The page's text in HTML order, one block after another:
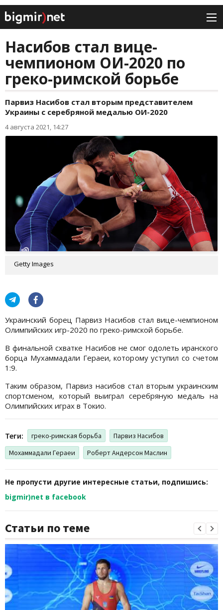
Насибов стал вице-
чемпионом ОИ-2020 по
греко-римской борьбе
Парвиз Насибов стал вторым представителем
Украины с серебряной медалью ОИ-2020
4 августа 2021, 14:27
Getty Images
Украинский борец Парвиз Насибов стал вице-чемпионом
Олимпийских игр-2020 по греко-римской борьбе.
В финальной схватке Насибов не смог одолеть иранского
борца Мухаммадали Гераеи, которому уступил со счетом
1:9.
Таким образом, Парвиз насибов стал вторым украинским
спортсменом, который выиграл серебряную медаль на
Олимпийских играх в Токио.
Теги: греко-римская борьба
Парвиз Насибов
Мохаммадали Гераеи
Роберт Андерсон Маслин
Не пропусти другие интересные статьи, подпишись:
bigmir)net в facebook
Статьи по теме